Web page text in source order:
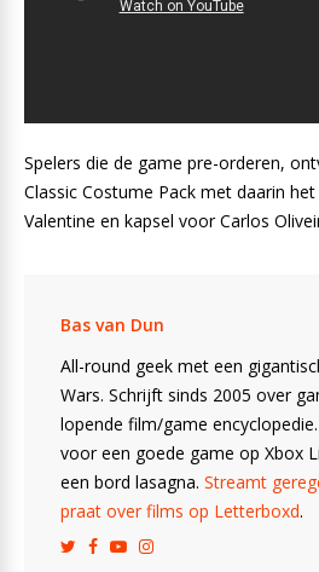
Spelers die de game pre-orderen,
Classic Costume Pack met daarin
Valentine en kapsel voor Carlos
Bas van Dun
All-round geek met een
Wars. Schrijft sinds 2005 over
lopende film/game
voor een goede game op Xbox
een bord lasagna. Streamt
praat over films op Letterboxd.